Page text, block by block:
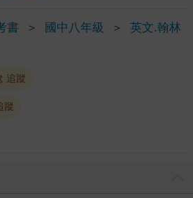
書 ＞ 國中八年級 ＞ 英文.翰林
追蹤
蹤